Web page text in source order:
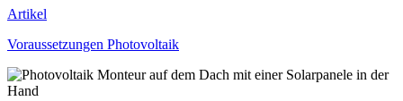
Artikel
Voraussetzungen Photovoltaik